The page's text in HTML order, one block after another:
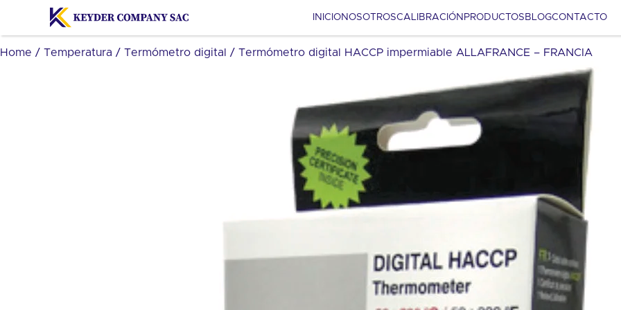
INICIONOSOTROSCALIBRACIÓN PRODUCTOS BLOGCONTACTO
Home / Temperatura / Termómetro digital / Termómetro digital HACCP impermiable ALLAFRANCE – FRANCIA